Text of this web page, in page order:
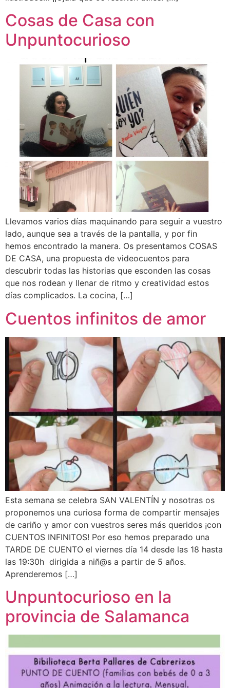
Cosas de Casa con
Unpuntocurioso
Llevamos varios días maquinando para seguir a vuestro
lado, aunque sea a través de la pantalla, y por fin
hemos encontrado la manera. Os presentamos COSAS
DE CASA, una propuesta de videocuentos para
descubrir todas las historias que esconden las cosas
que nos rodean y llenar de ritmo y creatividad estos
días complicados. La cocina, […]
Cuentos infinitos de amor
Esta semana se celebra SAN VALENTÍN y nosotras os
proponemos una curiosa forma de compartir mensajes
de cariño y amor con vuestros seres más queridos ¡con
CUENTOS INFINITOS! Por eso hemos preparado una
TARDE DE CUENTO el viernes día 14 desde las 18 hasta
las 19:30h dirigida a niñ@s a partir de 5 años.
Aprenderemos […]
Unpuntocurioso en la
provincia de Salamanca